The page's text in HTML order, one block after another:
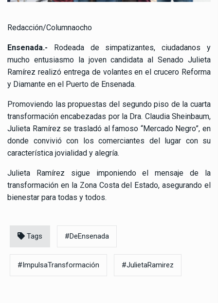
Redacción/Columnaocho
Ensenada.- Rodeada de simpatizantes, ciudadanos y
mucho entusiasmo la joven candidata al Senado Julieta
Ramírez realizó entrega de volantes en el crucero Reforma
y Diamante en el Puerto de Ensenada.
Promoviendo las propuestas del segundo piso de la cuarta
transformación encabezadas por la Dra. Claudia Sheinbaum,
Julieta Ramírez se trasladó al famoso “Mercado Negro”, en
donde convivió con los comerciantes del lugar con su
característica jovialidad y alegría.
Julieta Ramírez sigue imponiendo el mensaje de la
transformación en la Zona Costa del Estado, asegurando el
bienestar para todas y todos.
Tags #DeEnsenada
#ImpulsaTransformación #JulietaRamirez